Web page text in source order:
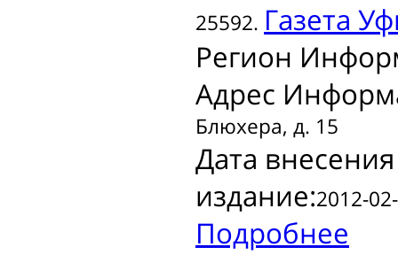
25592. Газета
Регион
Адрес
Блюхера, д. 15
Дата
издание:2012-
Подробнее